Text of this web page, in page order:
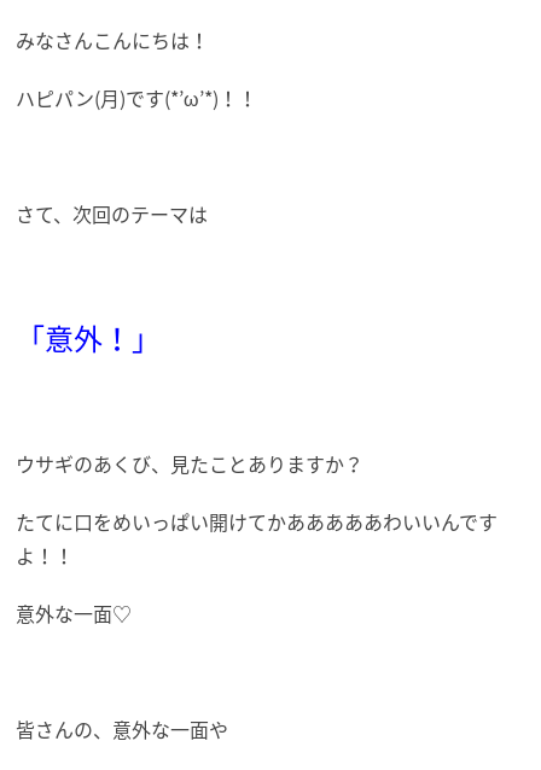
みなさんこんにちは！
ハピパン(月)です(*’ω’*)！！
さて、次回のテーマは
「意外！」
ウサギのあくび、見たことありますか？
たてに口をめいっぱい開けてかあああああわいいんです
よ！！
意外な一面♡
皆さんの、意外な一面や